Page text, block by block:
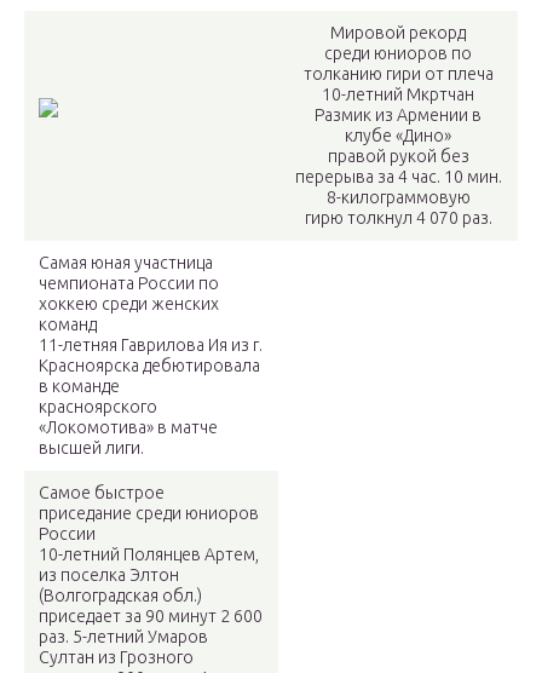
Мировой рекорд
среди юниоров по
толканию гири от плеча
10-летний Мкртчан
Размик из Армении в
клубе «Дино»
правой рукой без
перерыва за 4 час. 10 мин.
8-килограммовую
гирю толкнул 4 070 раз.
Самая юная участница
чемпионата России по
хоккею среди женских
команд
11-летняя Гаврилова Ия из г.
Красноярска дебютировала
в команде
красноярского
«Локомотива» в матче
высшей лиги.
Самое быстрое
приседание среди юниоров
России
10-летний Полянцев Артем,
из поселка Элтон
(Волгоградская обл.)
приседает за 90 минут 2 600
раз. 5-летний Умаров
Султан из Грозного